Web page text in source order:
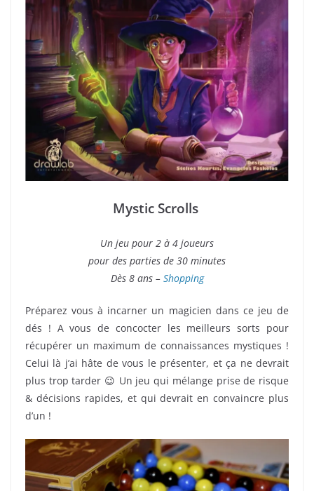
Mystic Scrolls
Un jeu pour 2 à 4 joueurs
pour des parties de 30 minutes
Dès 8 ans – Shopping
Préparez vous à incarner un magicien dans ce jeu de
dés ! A vous de concocter les meilleurs sorts pour
récupérer un maximum de connaissances mystiques !
Celui là j’ai hâte de vous le présenter, et ça ne devrait
plus trop tarder 😉 Un jeu qui mélange prise de risque
& décisions rapides, et qui devrait en convaincre plus
d’un !